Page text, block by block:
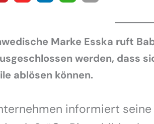
Marke Esska ruft
werden, dass
ablösen können.
informiert